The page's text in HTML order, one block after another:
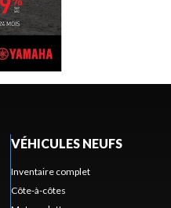
VÉHICULES NEUFS
Inventaire complet
Côte-à-côtes